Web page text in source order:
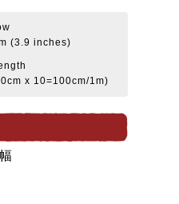
(3.9 inches)
x 10=100cm/1m)